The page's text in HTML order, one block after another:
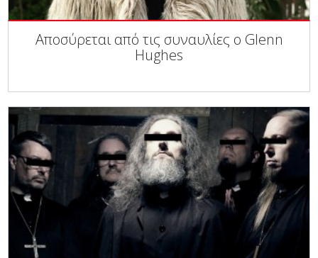
Αποσύρεται από τις συναυλίες ο Glenn
Hughes